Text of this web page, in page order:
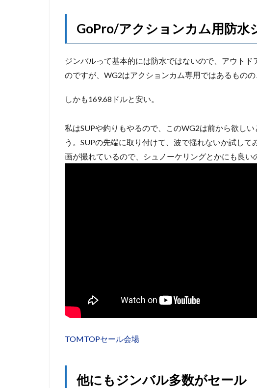
GoPro/アクションカム用防水
ジンバルって基本的には防水ではないので、アウト
のですが、WG2はアクションカム専用ではあるもの
しかも169.68ドルと安い。
私はSUPや釣りもやるので、このWG2は前から欲し
う。SUPの先端に取り付けて、波で揺れないか試し
画が撮れているので、シュノーケリングとかにも良い
TOMTOPセール会場
他にもジンバル多数がセール